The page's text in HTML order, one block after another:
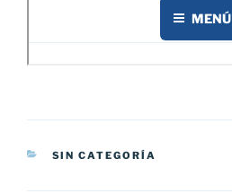
CATEGORÍAS
SIN CATEGORÍA